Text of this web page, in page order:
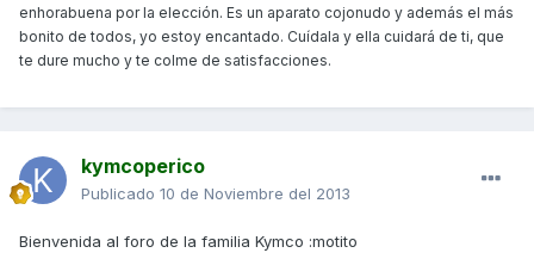
enhorabuena por la elección. Es un aparato cojonudo y además el más
bonito de todos, yo estoy encantado. Cuídala y ella cuidará de ti, que
te dure mucho y te colme de satisfacciones.
kymcoperico
Publicado 10 de Noviembre del 2013
Bienvenida al foro de la familia Kymco :motito